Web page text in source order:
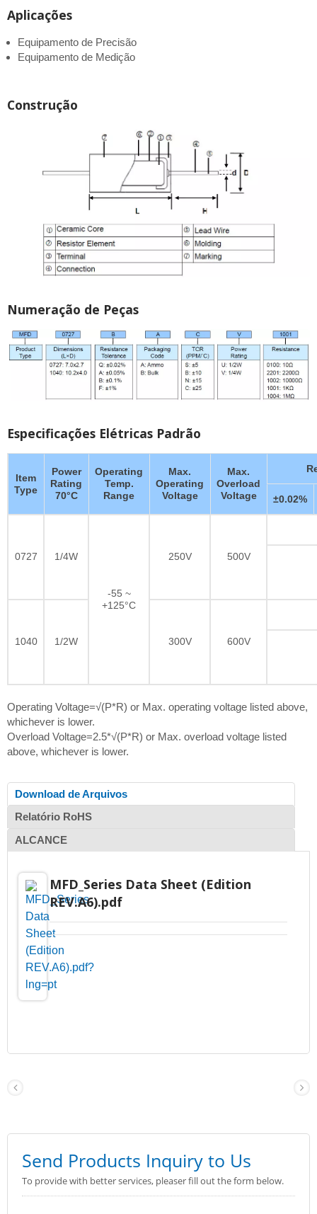
Aplicações
Equipamento de Precisão
Equipamento de Medição
Construção
Numeração de Peças
Especificações Elétricas Padrão
Item
Type
Power
Rating
70°C
Operating
Temp.
Range
Max.
Operating
Voltage
Max.
Overload
Voltage
±0.02%
0727 1/4W
-55 ~
+125°C
250V 500V
1040 1/2W 300V 600V
Operating Voltage=√(P*R) or Max. operating voltage listed above,
whichever is lower.
Overload Voltage=2.5*√(P*R) or Max. overload voltage listed
above, whichever is lower.
Download de Arquivos
Relatório RoHS
ALCANCE
MFD_Series Data Sheet (Edition
REV.A6).pdf